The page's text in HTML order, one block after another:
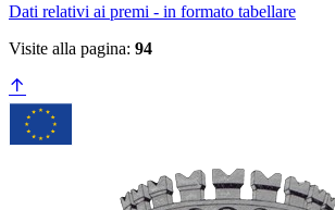
Dati relativi ai premi - in formato tabellare
Visite alla pagina: 94